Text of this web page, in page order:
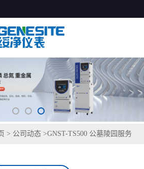
> 公司动态 >GNST-TS500 公墓陵园服务